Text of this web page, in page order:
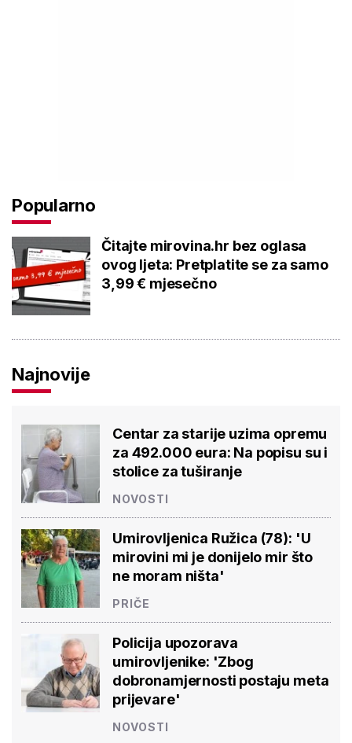
Popularno
Čitajte mirovina.hr bez oglasa
ovog ljeta: Pretplatite se za samo
3,99 € mjesečno
Najnovije
Centar za starije uzima opremu
za 492.000 eura: Na popisu su i
stolice za tuširanje
NOVOSTI
Umirovljenica Ružica (78): 'U
mirovini mi je donijelo mir što
ne moram ništa'
PRIČE
Policija upozorava
umirovljenike: 'Zbog
dobronamjernosti postaju meta
prijevare'
NOVOSTI